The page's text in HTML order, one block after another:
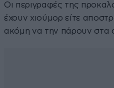
Οι περιγραφές της
έχουν χιούμορ είτε
ακόμη να την πάρουν στα